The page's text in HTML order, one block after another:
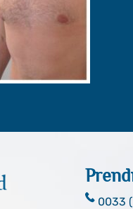
0033